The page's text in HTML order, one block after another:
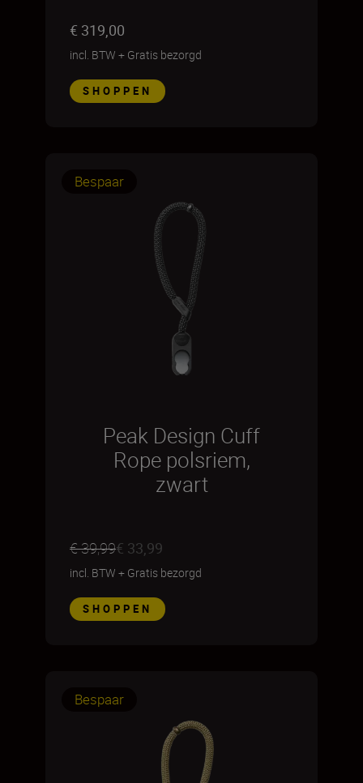
€ 319,00
incl. BTW + Gratis bezorgd
SHOPPEN
Bespaar
Peak Design Cuff
Rope polsriem,
zwart
€ 39,99€ 33,99
incl. BTW + Gratis bezorgd
SHOPPEN
Bespaar